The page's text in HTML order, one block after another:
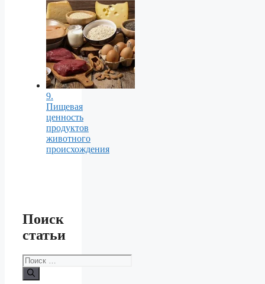
9.
Пищевая
ценность
продуктов
животного
происхождения
Поиск
статьи
Поиск: